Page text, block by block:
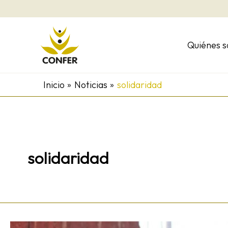
al
Quiénes
Inicio Noticias solidaridad
solidaridad